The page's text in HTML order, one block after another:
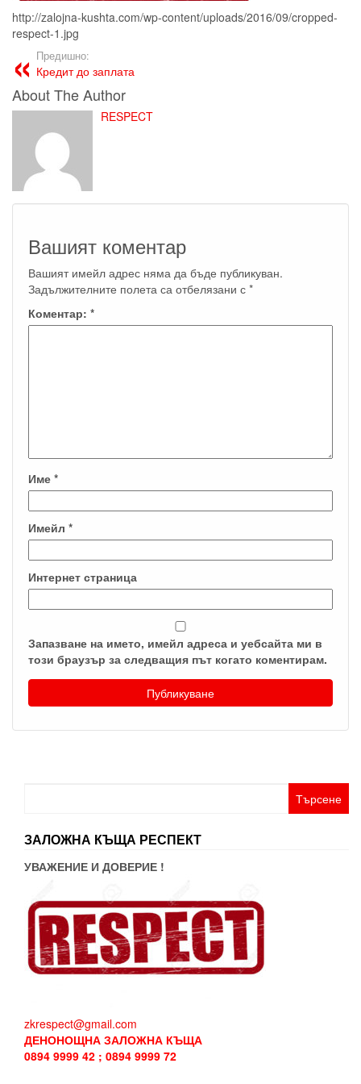
http://zalojna-kushta.com/wp-content/uploads/2016/09/cropped-
respect-1.jpg
Предишно:
Кредит до заплата
About The Author
RESPECT
Вашият коментар
Вашият имейл адрес няма да бъде публикуван.
Задължителните полета са отбелязани с *
Коментар: *
Име *
Имейл *
Интернет страница
Запазване на името, имейл адреса и уебсайта ми в
този браузър за следващия път когато коментирам.
ЗАЛОЖНА КЪЩА РЕСПЕКТ
УВАЖЕНИЕ И ДОВЕРИЕ !
zkrespect@gmail.com
ДЕНОНОЩНА ЗАЛОЖНА КЪЩА
0894 9999 42 ; 0894 9999 72